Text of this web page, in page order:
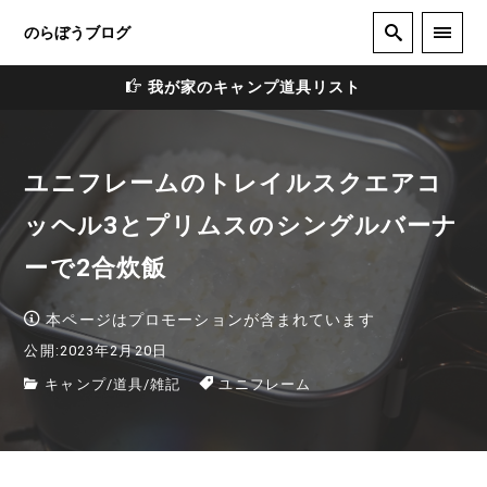
のらぼうブログ
我が家のキャンプ道具リスト
ユニフレームのトレイルスクエアコ
ッヘル3とプリムスのシングルバーナ
ーで2合炊飯
本ページはプロモーションが含まれています
公開:2023年2月20日
キャンプ/道具/雑記 ユニフレーム